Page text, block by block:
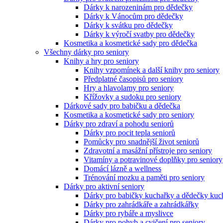
Dárky k narozeninám pro dědečky
Dárky k Vánocům pro dědečky
Dárky k svátku pro dědečky
Dárky k výročí svatby pro dědečky
Kosmetika a kosmetické sady pro dědečka
Všechny dárky pro seniory
Knihy a hry pro seniory
Knihy vzpomínek a další knihy pro seniory
Předplatné časopisů pro seniory
Hry a hlavolamy pro seniory
Křížovky a sudoku pro seniory
Dárkové sady pro babičku a dědečka
Kosmetika a kosmetické sady pro seniory
Dárky pro zdraví a pohodu seniorů
Dárky pro pocit tepla seniorů
Pomůcky pro snadnější život seniorů
Zdravotní a masážní přístroje pro seniory
Vitamíny a potravinové doplňky pro seniory
Domácí lázně a wellness
Trénování mozku a paměti pro seniory
Dárky pro aktivní seniory
Dárky pro babičky kuchařky a dědečky
Dárky pro zahrádkáře a zahrádkářky
Dárky pro rybáře a myslivce